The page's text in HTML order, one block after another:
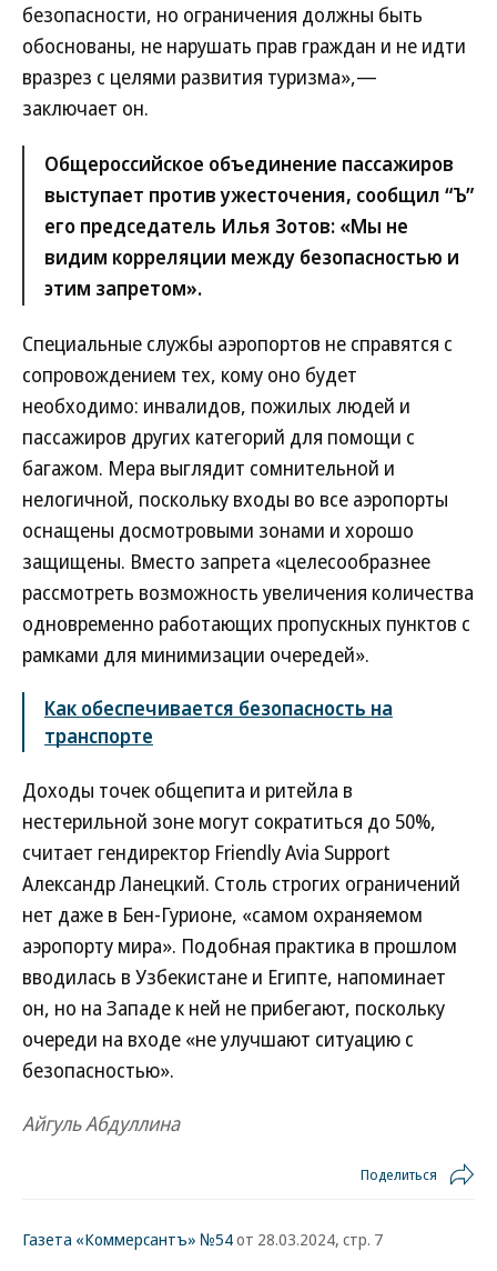
безопасности, но ограничения должны быть
обоснованы, не нарушать прав граждан и не идти
вразрез с целями развития туризма»,—
заключает он.
Общероссийское объединение пассажиров
выступает против ужесточения, сообщил “Ъ”
его председатель Илья Зотов: «Мы не
видим корреляции между безопасностью и
этим запретом».
Специальные службы аэропортов не справятся с
сопровождением тех, кому оно будет
необходимо: инвалидов, пожилых людей и
пассажиров других категорий для помощи с
багажом. Мера выглядит сомнительной и
нелогичной, поскольку входы во все аэропорты
оснащены досмотровыми зонами и хорошо
защищены. Вместо запрета «целесообразнее
рассмотреть возможность увеличения количества
одновременно работающих пропускных пунктов с
рамками для минимизации очередей».
Как обеспечивается безопасность на
транспорте
Доходы точек общепита и ритейла в
нестерильной зоне могут сократиться до 50%,
считает гендиректор Friendly Avia Support
Александр Ланецкий. Столь строгих ограничений
нет даже в Бен-Гурионе, «самом охраняемом
аэропорту мира». Подобная практика в прошлом
вводилась в Узбекистане и Египте, напоминает
он, но на Западе к ней не прибегают, поскольку
очереди на входе «не улучшают ситуацию с
безопасностью».
Айгуль Абдуллина
Поделиться
Газета «Коммерсантъ» №54от 28.03.2024, стр. 7